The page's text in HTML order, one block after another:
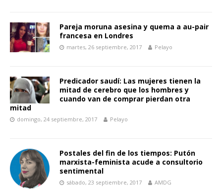
Pareja moruna asesina y quema a au-pair
francesa en Londres
martes, 26 septiembre, 2017 Pelayo
Predicador saudí: Las mujeres tienen la
mitad de cerebro que los hombres y
cuando van de comprar pierdan otra
mitad
domingo, 24 septiembre, 2017 Pelayo
Postales del fin de los tiempos: Putón
marxista-feminista acude a consultorio
sentimental
sábado, 23 septiembre, 2017 AMDG